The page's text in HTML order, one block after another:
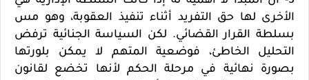
الأخرى لها حق التفريد أثناء تنفيذ العقوبة، وهو مس
بسلطة القرار القضائي. لكن السياسة الجنائية ترفض
التحليل الخاطئ، فوضعية المتهم لا يمكن بلورتها
بصورة نهائية في مرحلة الحكم لأنها تخضع لقانون